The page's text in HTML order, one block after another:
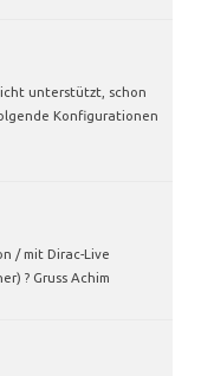
unterstützt, schon
Konfigurationen
/ mit Dirac-Live
? Gruss Achim